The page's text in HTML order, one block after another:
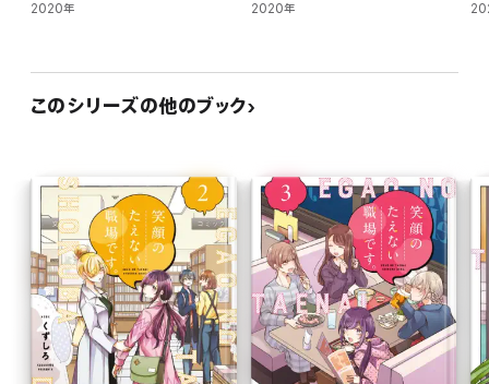
2020年 2020年
このシリーズの他のブック